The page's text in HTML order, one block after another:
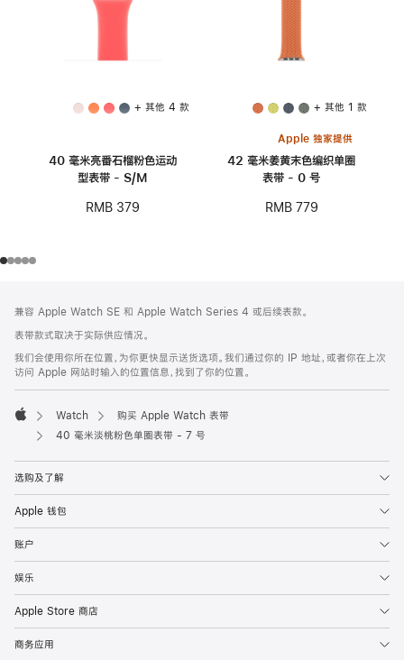
+ 其他 4 款
40 毫米亮番石榴粉色运动
型表带 - S/M
RMB 379
+ 其他 1 款
Apple 独家提供
42 毫米姜黄末色编织单圈
表带 - 0 号
RMB 779
页
页
脚
注
兼容 Apple Watch SE 和 Apple Watch Series 4 或后续表款。
表带款式取决于实际供应情况。
我们会使用你所在位置，为你更快显示送货选项。我们通过你的 IP 地址，或者你在上次
访问 Apple 网站时输入的位置信息，找到了你的位置。
Apple
Watch
购买 Apple Watch 表带
40 毫米淡桃粉色单圈表带 - 7 号
选购及了解
Apple 钱包
账户
娱乐
Apple Store 商店
商务应用